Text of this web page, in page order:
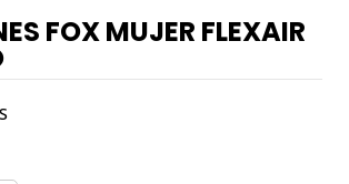
FOX MUJER FLEXAIR